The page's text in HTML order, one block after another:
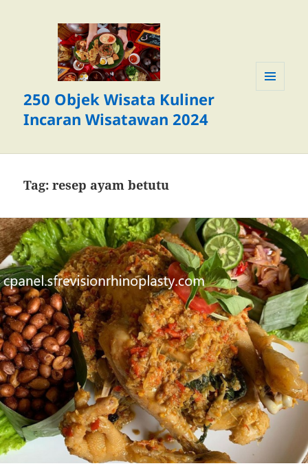
250 Objek Wisata Kuliner
Incaran Wisatawan 2024
Tag:resep ayam betutu